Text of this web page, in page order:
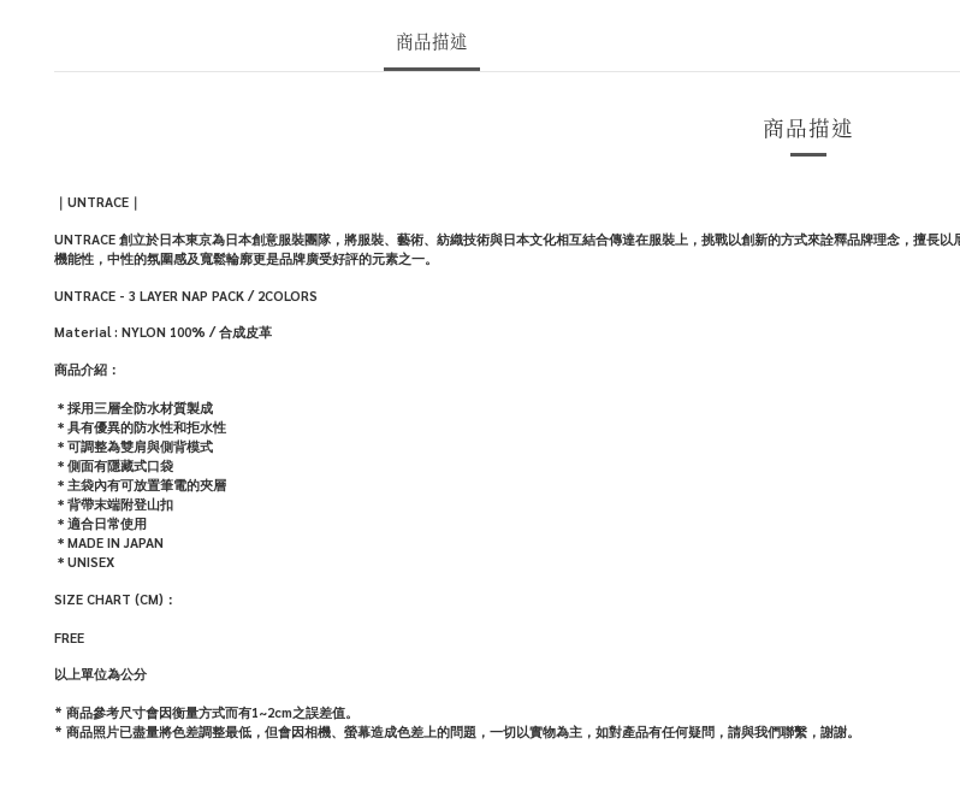
商品描述
商品描述
｜ UNTRACE｜
UNTRACE 創立於日本東京為日本創意服裝團隊，將服裝、藝術、紡織技術與日本文化相互結合傳達在服裝上，挑戰以創新的方式來詮釋品牌理念，擅長
機能性，中性的氛圍感及寬鬆輪廓更是品牌廣受好評的元素之一。
UNTRACE - 3 LAYER NAP PACK / 2COLORS
Material : NYLON 100% / 合成皮革
商品介紹：
＊ 採用三層全防水材質製成
＊具有優異的防水性和拒水性
＊可調整為雙肩與側背模式
＊側面有隱藏式口袋
＊主袋內有可放置筆電的夾層
＊背帶末端附登山扣
＊適合日常使用
＊MADE IN JAPAN
＊UNISEX
SIZE CHART (CM)：
FREE
以上單位為公分
* 商品參考尺寸會因衡量方式而有1~2cm之誤差值。
* 商品照片已盡量將色差調整最低，但會因相機、螢幕造成色差上的問題，一切以實物為主，如對產品有任何疑問，請與我們聯繫，謝謝。